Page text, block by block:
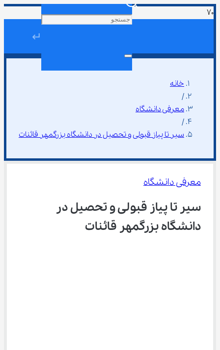
↵
خانه
/
معرفی دانشگاه
/
سیر تا پیاز قبولی و تحصیل در دانشگاه بزرگمهر قائنات
معرفی دانشگاه
سیر تا پیاز قبولی و تحصیل در
دانشگاه بزرگمهر قائنات